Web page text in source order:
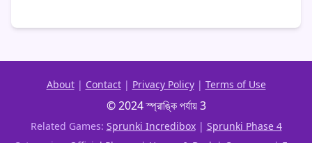
About| Contact| Privacy Policy| Terms of Use
© 2024 স্প্রাঙ্কি পর্যায় 3
Related Games: Sprunki Incredibox| Sprunki Phase 4